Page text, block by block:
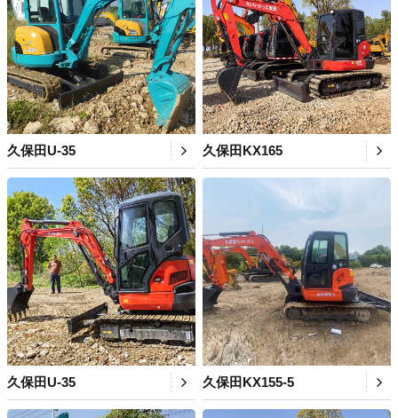
久保田U-35 久保田KX165
久保田U-35 久保田KX155-5